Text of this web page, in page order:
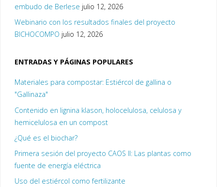
embudo de Berlese julio 12, 2026
Webinario con los resultados finales del proyecto
BICHOCOMPO julio 12, 2026
ENTRADAS Y PÁGINAS POPULARES
Materiales para compostar: Estiércol de gallina o
"Gallinaza"
Contenido en lignina klason, holocelulosa, celulosa y
hemicelulosa en un compost
¿Qué es el biochar?
Primera sesión del proyecto CAOS II: Las plantas como
fuente de energía eléctrica
Uso del estiércol como fertilizante